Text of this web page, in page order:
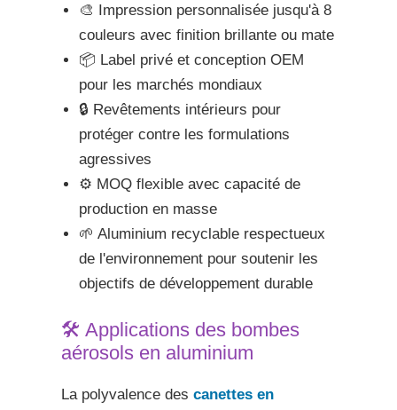
🎨 Impression personnalisée jusqu'à 8
couleurs avec finition brillante ou mate
📦 Label privé et conception OEM
pour les marchés mondiaux
🔒 Revêtements intérieurs pour
protéger contre les formulations
agressives
⚙️ MOQ flexible avec capacité de
production en masse
🌱 Aluminium recyclable respectueux
de l'environnement pour soutenir les
objectifs de développement durable
🛠️ Applications des bombes
aérosols en aluminium
La polyvalence des canettes en